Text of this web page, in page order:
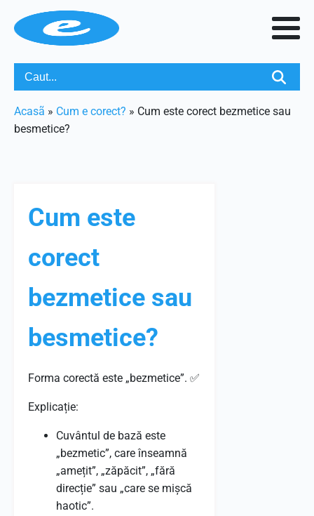
Acasã » Cum e corect? » Cum este corect bezmetice sau
besmetice?
Cum este
corect
bezmetice sau
besmetice?
Forma corectă este „bezmetice”. ✅
Explicație:
Cuvântul de bază este
„bezmetic”, care înseamnă
„amețit”, „zăpăcit”, „fără
direcție” sau „care se mișcă
haotic”.